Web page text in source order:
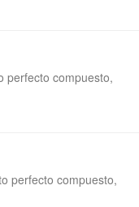
perfecto compuesto,
perfecto compuesto,